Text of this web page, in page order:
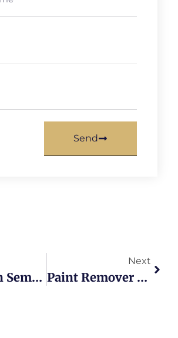
Send
Konsultan Semen Migas: Peran, Kualifikasi, Dan Pentingnya Dalam Operasi Pengeboran
Next
Paint Remover Besi: 3 Tips Ampuh Hapus Cat Tanpa Merusak Dan Bebas Karat